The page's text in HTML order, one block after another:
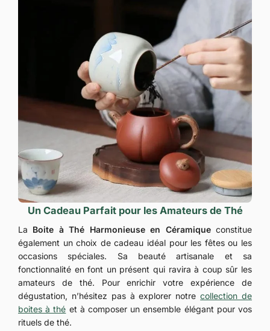
Un Cadeau Parfait pour les Amateurs de Thé
La Boite à Thé Harmonieuse en Céramiqueconstitue
également un choix de cadeau idéal pour les fêtes ou les
occasions spéciales. Sa beauté artisanale et sa
fonctionnalité en font un présent qui ravira à coup sûr les
amateurs de thé. Pour enrichir votre expérience de
dégustation, n’hésitez pas à explorer notrecollection de
boites à thé et à composer un ensemble élégant pour vos
rituels de thé.